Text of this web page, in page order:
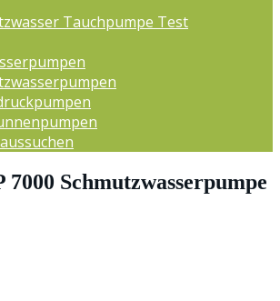
Tauchpumpe Test
Schmutzwasserpumpe